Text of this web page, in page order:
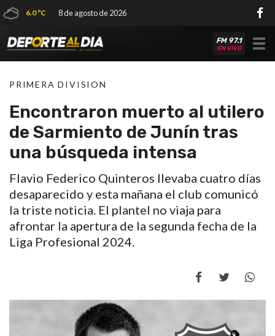
6.0 ºC 8 de agosto de 2026
FM 97.1
EN VIVO
PRIMERA DIVISION
Encontraron muerto al utilero
de Sarmiento de Junín tras
una búsqueda intensa
Flavio Federico Quinteros llevaba cuatro días
desaparecido y esta mañana el club comunicó
la triste noticia. El plantel no viaja para
afrontar la apertura de la segunda fecha de la
Liga Profesional 2024.